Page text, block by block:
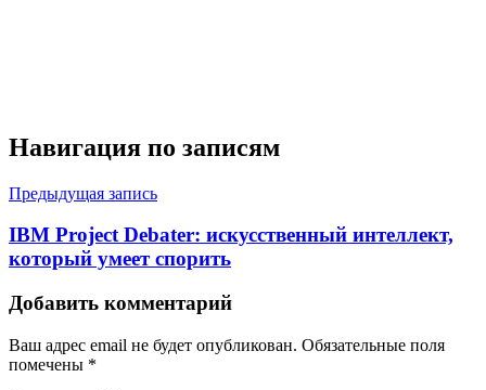
Навигация по записям
Предыдущая запись
IBM Project Debater: искусственный интеллект,
который умеет спорить
Добавить комментарий
Ваш адрес email не будет опубликован. Обязательные поля
помечены *